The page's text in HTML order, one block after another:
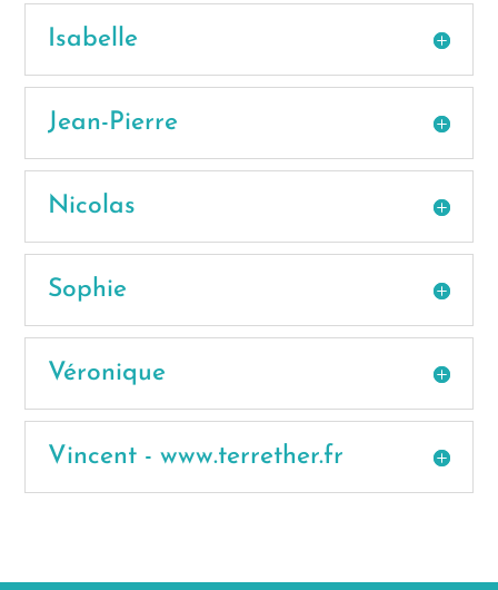
Isabelle
Jean-Pierre
Nicolas
Sophie
Véronique
Vincent - www.terrether.fr